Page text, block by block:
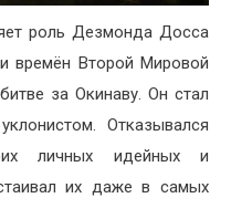
роль Дезмонда Досса
времён Второй Мировой
за Окинаву. Он стал
Отказывался
личных идейных и
их даже в самых